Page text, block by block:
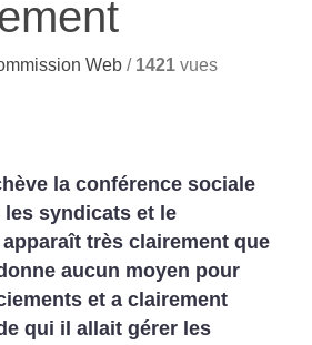
Web / 1421 vues
la conférence sociale
syndicats et le
très clairement que
aucun moyen pour
et a clairement
qui il allait gérer les